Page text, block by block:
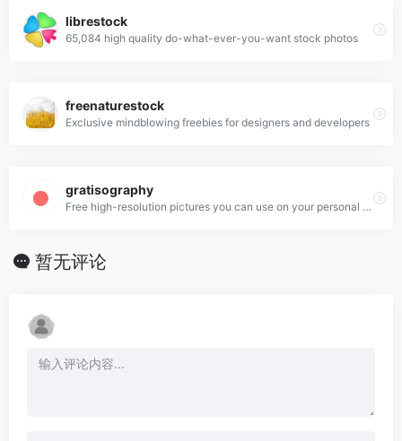
librestock
65,084 high quality do-what-ever-you-want stock photos
freenaturestock
Exclusive mindblowing freebies for designers and developers
gratisography
Free high-resolution pictures you can use on your personal and commercial projects, free of copyright restrictions.
暂无评论